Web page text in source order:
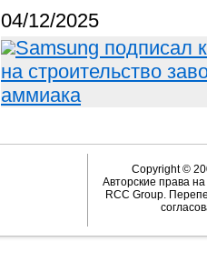
04/12/2025
Samsung подписал
на строительство
аммиака
Copyright ©
Авторские права
RCC Group.